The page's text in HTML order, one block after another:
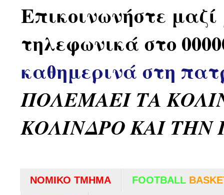
Επικοινωνήστε
τηλεφωνικά στο
καθημερινά στη
ΠΟΛΕΜΑΕΙ ΤΑ
ΚΟΛΙΝΔΡΟ ΚΑΙ ΤΗΝ
ΝΟΜΙΚΟ ΤΜΗΜΑ FOOTBALL